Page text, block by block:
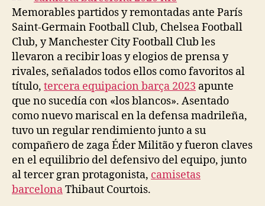
Memorables partidos y remontadas ante París
Saint-Germain Football Club, Chelsea Football
Club, y Manchester City Football Club les
llevaron a recibir loas y elogios de prensa y
rivales, señalados todos ellos como favoritos al
título, tercera equipacion barça 2023 apunte
que no sucedía con «los blancos». Asentado
como nuevo mariscal en la defensa madrileña,
tuvo un regular rendimiento junto a su
compañero de zaga Éder Militão y fueron claves
en el equilibrio del defensivo del equipo, junto
al tercer gran protagonista, camisetas
barcelonaThibaut Courtois.